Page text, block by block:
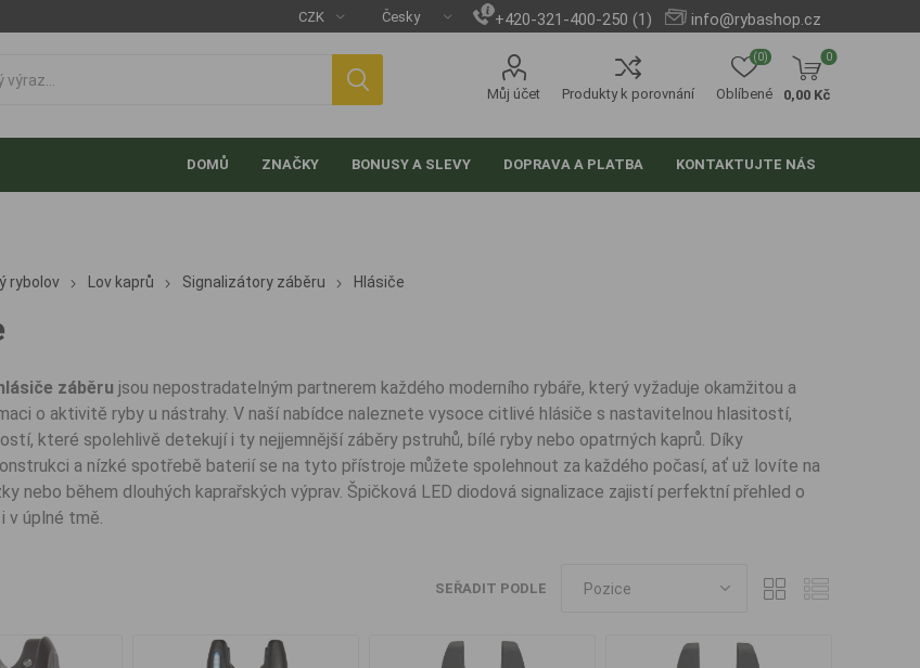
+420-321-400-250 (1) info@rybashop.cz
Můj účet Produkty k porovnání Oblíbené
(0) 0
0,00 Kč
DOMŮ ZNAČKY BONUSY A SLEVY DOPRAVA A PLATBA KONTAKTUJTE NÁS
rybolov Lov kaprů Signalizátory záběru Hlásiče
záběru jsou nepostradatelným partnerem každého moderního rybáře, který vyžaduje okamžitou a
o aktivitě ryby u nástrahy. V naší nabídce naleznete vysoce citlivé hlásiče s nastavitelnou hlasitostí,
které spolehlivě detekují i ty nejjemnější záběry pstruhů, bílé ryby nebo opatrných kaprů. Díky
a nízké spotřebě baterií se na tyto přístroje můžete spolehnout za každého počasí, ať už lovíte na
nebo během dlouhých kaprařských výprav. Špičková LED diodová signalizace zajistí perfektní přehled o
v úplné tmě.
SEŘADIT PODLE